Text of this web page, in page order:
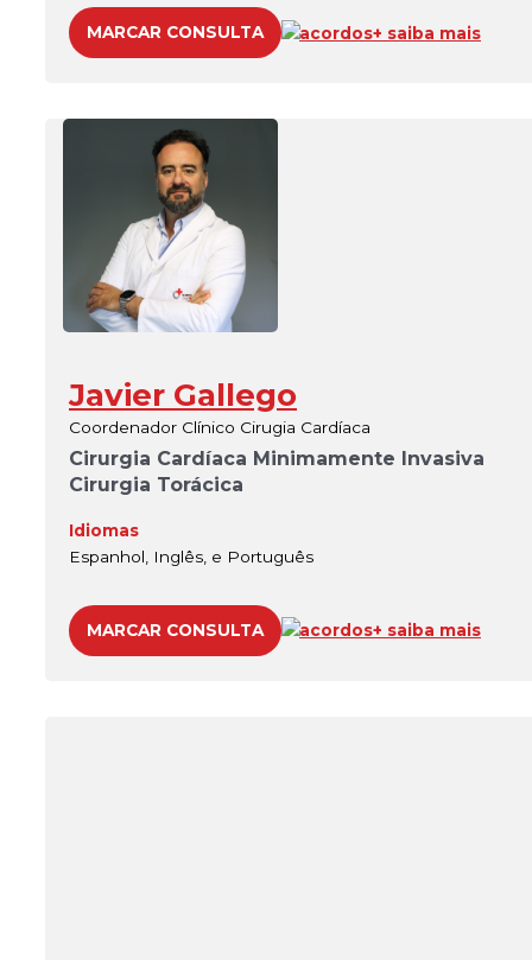
MARCAR CONSULTA acordos+ saiba mais
Javier Gallego
Coordenador Clínico Cirugia Cardíaca
Cirurgia Cardíaca Minimamente Invasiva
Cirurgia Torácica
Idiomas
Espanhol, Inglês, e Português
MARCAR CONSULTA acordos+ saiba mais